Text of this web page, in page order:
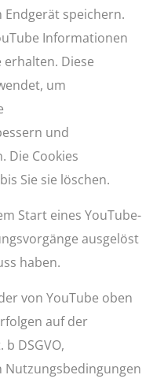
Endgerät speichern.
Informationen
Diese
um
und
Die Cookies
Sie sie löschen.
Start eines YouTube-
ausgelöst
haben.
von YouTube oben
auf der
DSGVO,
Nutzungsbedingungen